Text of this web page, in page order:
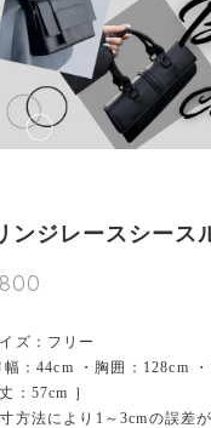
ンジレースシー
ズ：フリー
幅：44cm ・胸囲：128cm
：57cm ］
方法により1～3cmの誤差